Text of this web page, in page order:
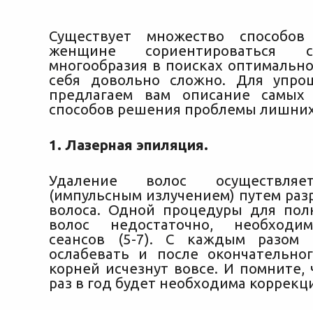
Существует множество
женщине сориентироваться
многообразия в поисках
себя довольно сложно. Для
предлагаем вам описание
способов решения проблемы
1. Лазерная эпиляция.
Удаление волос
(импульсным излучением) путем
волоса. Одной процедуры для
волос недостаточно,
сеансов (5-7). С каждым разом
ослабевать и после
корней исчезнут вовсе. И
раз в год будет необходима